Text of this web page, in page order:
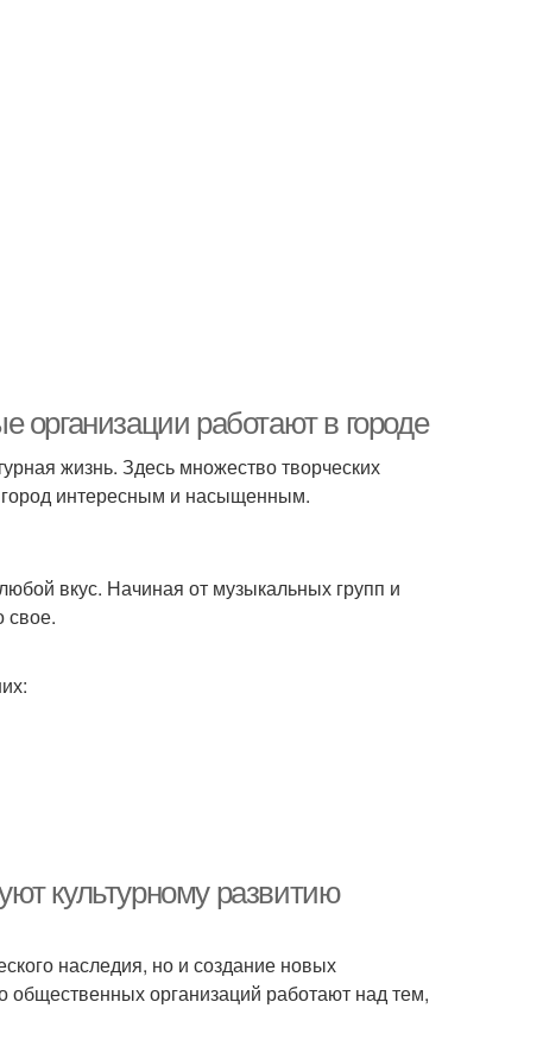
организации работают в городе
жизнь. Здесь множество творческих
интересным и насыщенным.
вкус. Начиная от музыкальных групп и
свое.
культурному развитию
наследия, но и создание новых
организаций работают над тем,